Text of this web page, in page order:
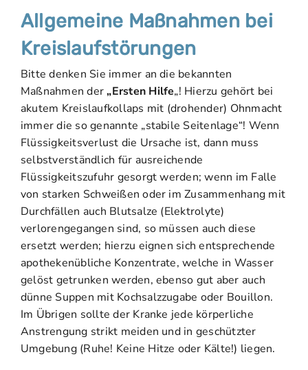
Allgemeine Maßnahmen bei
Kreislaufstörungen
Bitte denken Sie immer an die bekannten
Maßnahmen der„Ersten Hilfe„! Hierzu gehört bei
akutem Kreislaufkollaps mit (drohender) Ohnmacht
immer die so genannte „stabile Seitenlage“! Wenn
Flüssigkeitsverlust die Ursache ist, dann muss
selbstverständlich für ausreichende
Flüssigkeitszufuhr gesorgt werden; wenn im Falle
von starken Schweißen oder im Zusammenhang mit
Durchfällen auch Blutsalze (Elektrolyte)
verlorengegangen sind, so müssen auch diese
ersetzt werden; hierzu eignen sich entsprechende
apothekenübliche Konzentrate, welche in Wasser
gelöst getrunken werden, ebenso gut aber auch
dünne Suppen mit Kochsalzzugabe oder Bouillon.
Im Übrigen sollte der Kranke jede körperliche
Anstrengung strikt meiden und in geschützter
Umgebung (Ruhe! Keine Hitze oder Kälte!) liegen.